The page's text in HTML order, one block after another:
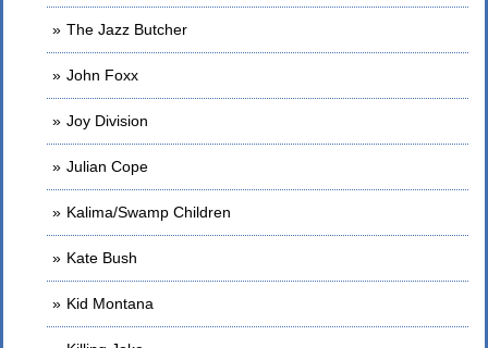
The Jazz Butcher
John Foxx
Joy Division
Julian Cope
Kalima/Swamp Children
Kate Bush
Kid Montana